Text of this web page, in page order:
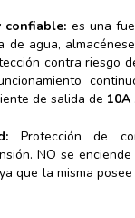
confiable: es una
de agua,
contra riesgo
de salida de 10A
Protección de
NO se
que la misma